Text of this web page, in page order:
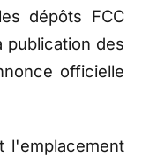
dépôts FCC
publication des
officielle
l'emplacement